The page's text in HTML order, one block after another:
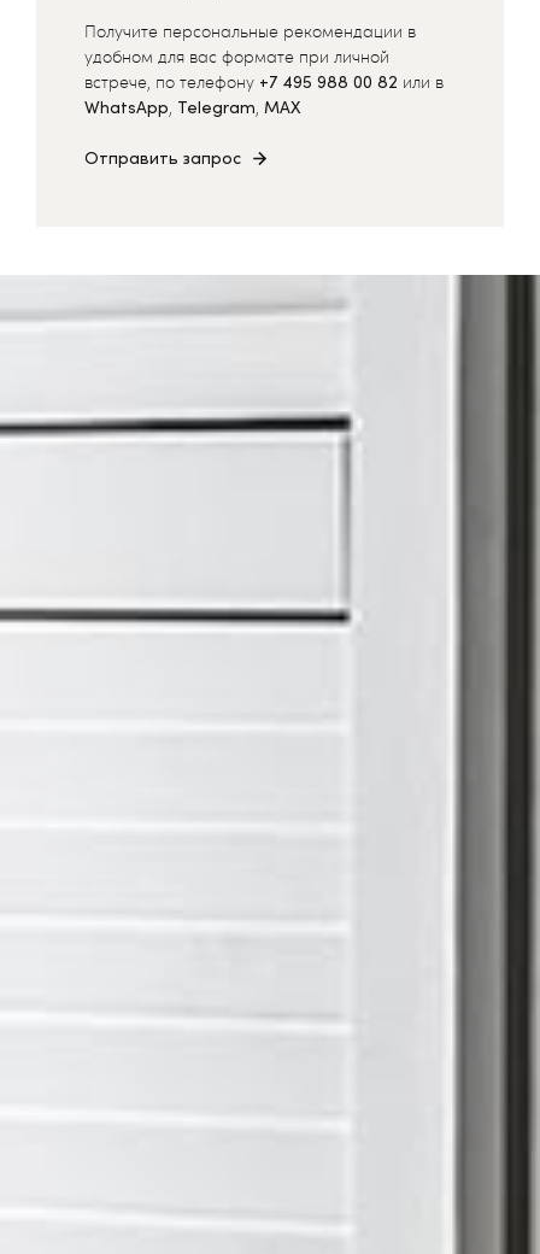
Получите персональные рекомендации в
удобном для вас формате при личной
встрече, по телефону +7 495 988 00 82 или в
WhatsApp, Telegram, MAX
Отправить запрос